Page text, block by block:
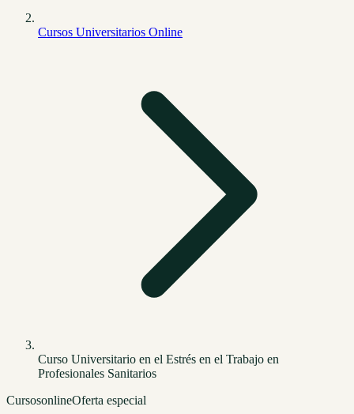
Cursos Universitarios Online
Curso Universitario en el Estrés en el Trabajo en
Profesionales Sanitarios
CursosonlineOferta especial